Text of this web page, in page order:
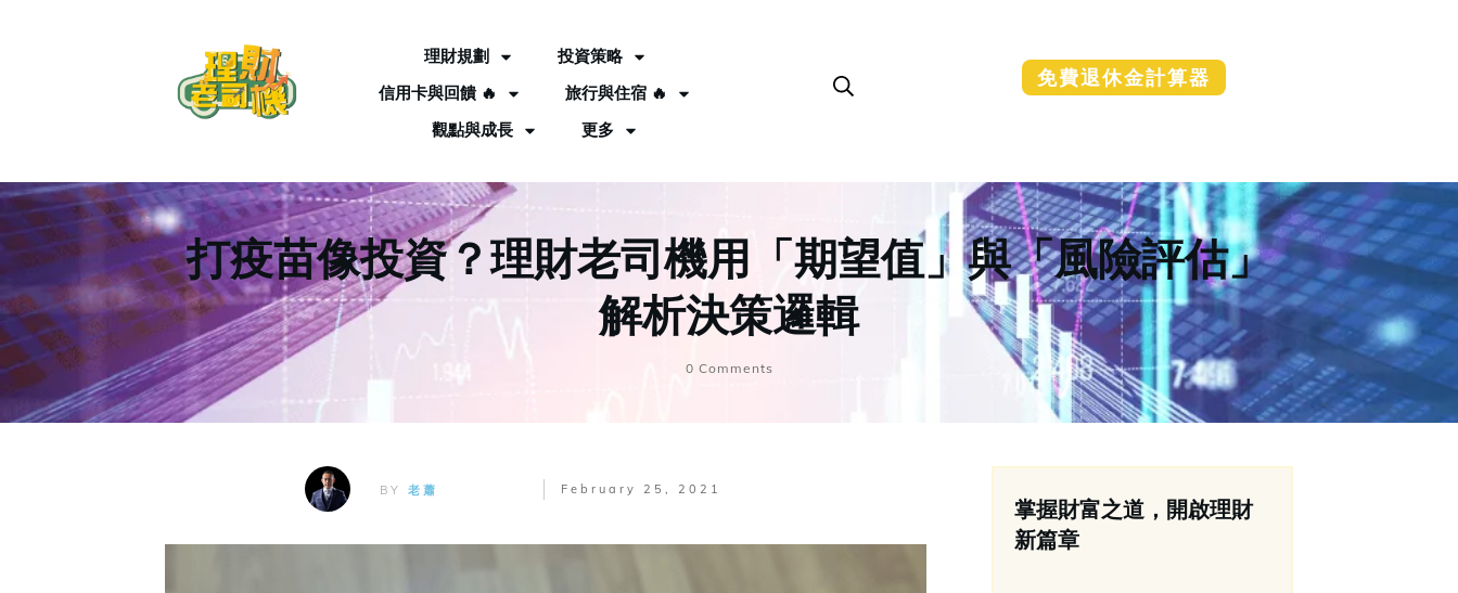
理財規劃
投資策略
信用卡與回饋 🔥
旅行與住宿 🔥
觀點與成長
更多
免費退休金計算器
打疫苗像投資？理財老司機用「期望值」與「風險評估」
解析決策邏輯
0 Comments
BY老蕭 February 25, 2021
掌握財富之道，開啟理財
新篇章